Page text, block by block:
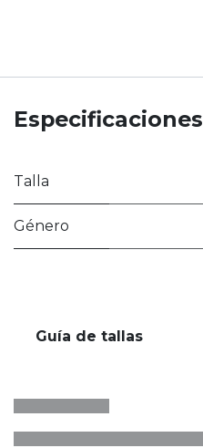
Especificaciones
Talla
Género
Guía de tallas